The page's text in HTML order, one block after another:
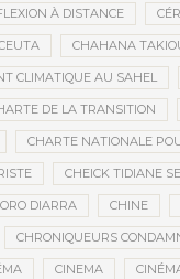
À DISTANCE
CHAHANA
CLIMATIQUE AU SAHEL
DE LA TRANSITION
CHARTE NATIONALE
CHEICK TIDIANE
DIARRA CHINE
CHRONIQUEURS
CINEMA